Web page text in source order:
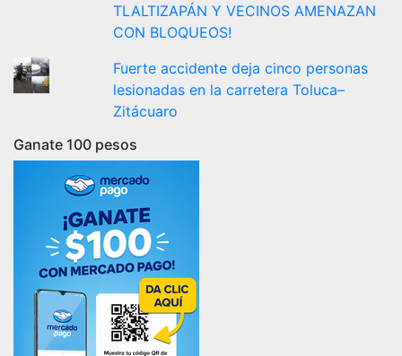
TLALTIZAPÁN Y VECINOS AMENAZAN
CON BLOQUEOS!
Fuerte accidente deja cinco personas
lesionadas en la carretera Toluca–
Zitácuaro
Ganate 100 pesos